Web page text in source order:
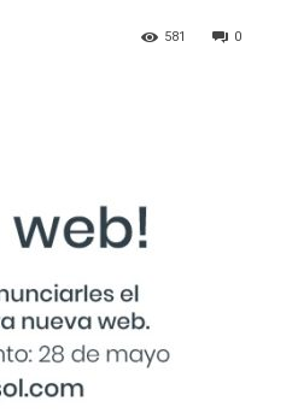
0
581